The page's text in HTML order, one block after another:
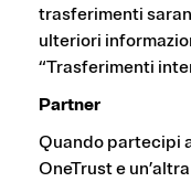
trasferimenti
ulteriori
“Trasferimenti
Partner
Quando partecipi
OneTrust e